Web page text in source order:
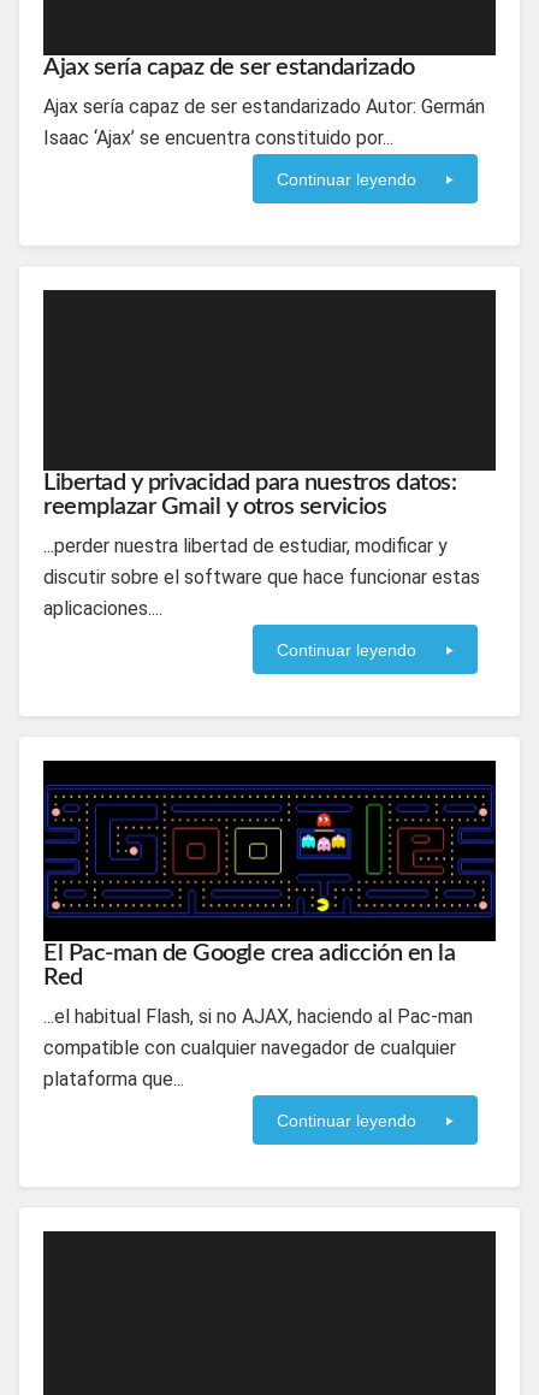
Ajax sería capaz de ser estandarizado
Ajax sería capaz de ser estandarizado Autor: Germán
Isaac ‘Ajax’ se encuentra constituido por...
Continuar leyendo
Libertad y privacidad para nuestros datos:
reemplazar Gmail y otros servicios
...perder nuestra libertad de estudiar, modificar y
discutir sobre el software que hace funcionar estas
aplicaciones....
Continuar leyendo
El Pac-man de Google crea adicción en la
Red
...el habitual Flash, si no AJAX, haciendo al Pac-man
compatible con cualquier navegador de cualquier
plataforma que...
Continuar leyendo